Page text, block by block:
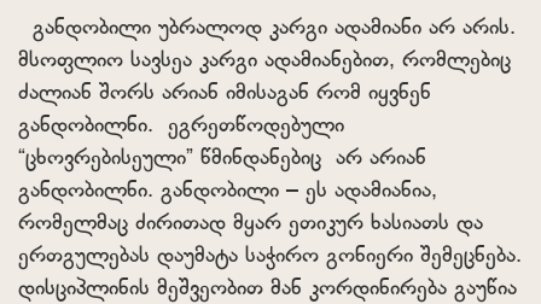
განდობილი უბრალოდ კარგი ადამიანი არ არის.
მსოფლიო სავსეა კარგი ადამიანებით, რომლებიც
ძალიან შორს არიან იმისაგან რომ იყვნენ
განდობილნი. ეგრეთწოდებული
“ცხოვრებისეული” წმინდანებიც არ არიან
განდობილნი. განდობილი – ეს ადამიანია,
რომელმაც ძირითად მყარ ეთიკურ ხასიათს და
ერთგულებას დაუმატა საჭირო გონიერი შემეცნება.
დისციპლინის მეშვეობით მან კორდინირება გაუწია